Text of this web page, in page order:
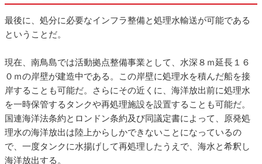
最後に、処分に必要なインフラ整備と処理水輸送が可能である
ということだ。
現在、南鳥島では活動拠点整備事業として、水深８ｍ延長１６
０ｍの岸壁が建造中である。この岸壁に処理水を積んだ船を接
岸することも可能だ。さらにその近くに、海洋放出前に処理水
を一時保管するタンクや再処理施設を設置することも可能だ。
国連海洋法条約とロンドン条約及び同議定書によって、原発処
理水の海洋放出は陸上からしかできないことになっているの
で、一度タンクに水揚げして再処理したうえで、海水と希釈し
海洋放出する。